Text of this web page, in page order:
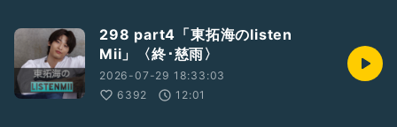
298 part4「東拓海のlisten
Mii」〈終･慈雨〉
2026-07-29 18:33:03
6392
12:01